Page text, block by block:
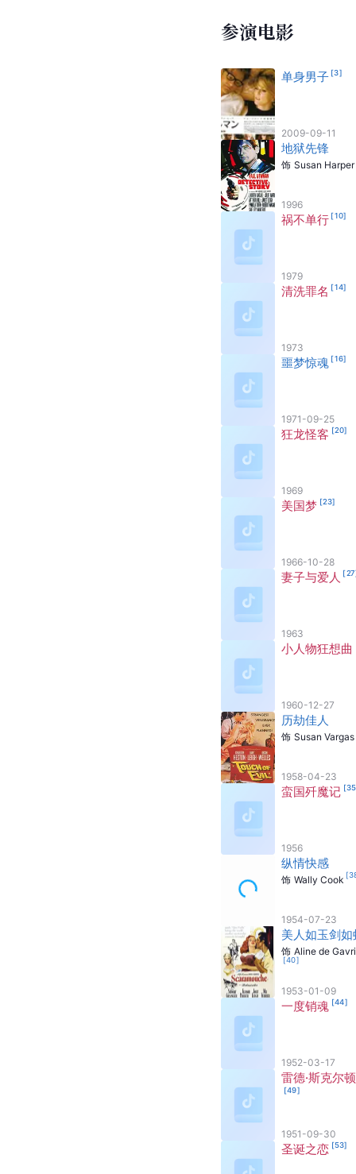
参演电影
单身男子 [3]
2009-09-11
地狱先锋
饰 Susan Harper
1996
祸不单行 [10]
1979
清洗罪名 [14]
1973
噩梦惊魂 [16]
1971-09-25
狂龙怪客 [20]
1969
美国梦 [23]
1966-10-28
妻子与爱人 [27
1963
小人物狂想曲
1960-12-27
历劫佳人
饰 Susan Vargas
1958-04-23
蛮国歼魔记 [35
1956
纵情快感
饰 Wally Cook [
1954-07-23
美人如玉剑如
饰 Aline de
[40]
1953-01-09
一度销魂 [44]
1952-03-17
雷德·斯克尔
[49]
1951-09-30
圣诞之恋 [53]